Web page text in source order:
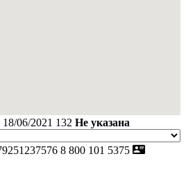
18/06/2021 132 Не указана
8 800 101 5375